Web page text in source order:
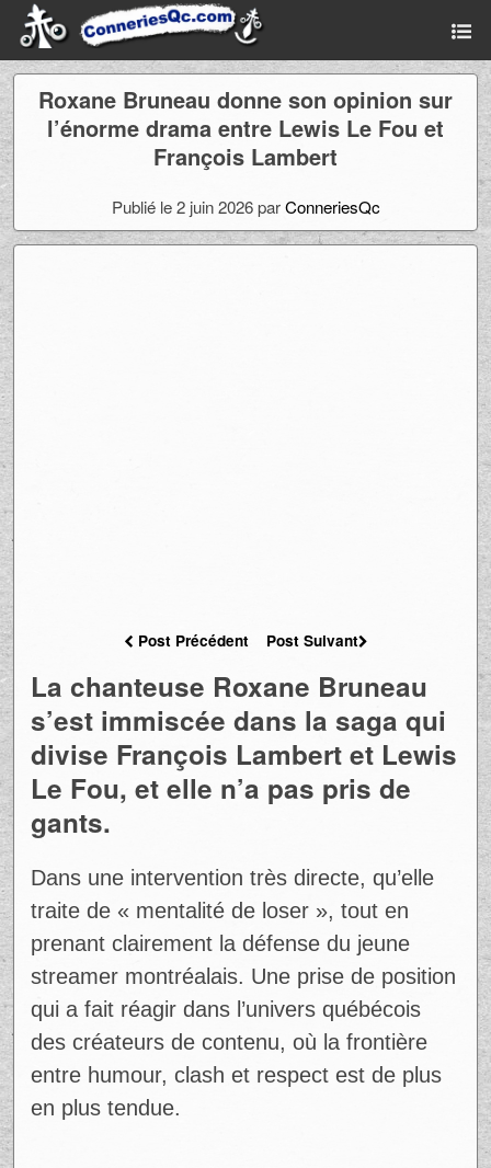
Roxane Bruneau donne son opinion sur
l’énorme drama entre Lewis Le Fou et
François Lambert
Publié le 2 juin 2026 parConneriesQc
Post Précédent Post Suivant
La chanteuse Roxane Bruneau
s’est immiscée dans la saga qui
divise François Lambert et Lewis
Le Fou, et elle n’a pas pris de
gants.
Dans une intervention très directe, qu’elle
traite de « mentalité de loser », tout en
prenant clairement la défense du jeune
streamer montréalais. Une prise de position
qui a fait réagir dans l’univers québécois
des créateurs de contenu, où la frontière
entre humour, clash et respect est de plus
en plus tendue.